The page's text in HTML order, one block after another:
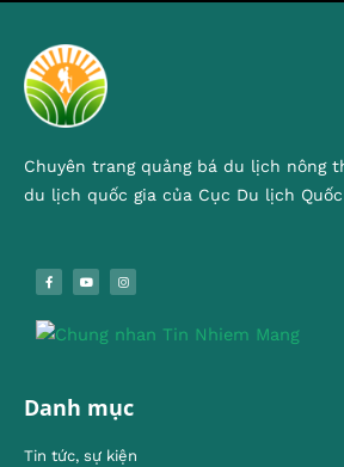
Chuyên trang quảng bá du lịch nông
du lịch quốc gia của Cục Du lịch
Danh mục
Tin tức, sự kiện